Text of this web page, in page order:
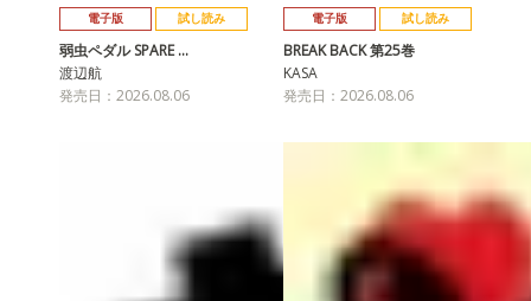
電子版 試し読み
弱虫ペダル SPARE …
渡辺航
発売日：2026.08.06
電子版 試し読み
BREAK BACK 第25巻
KASA
発売日：2026.08.06